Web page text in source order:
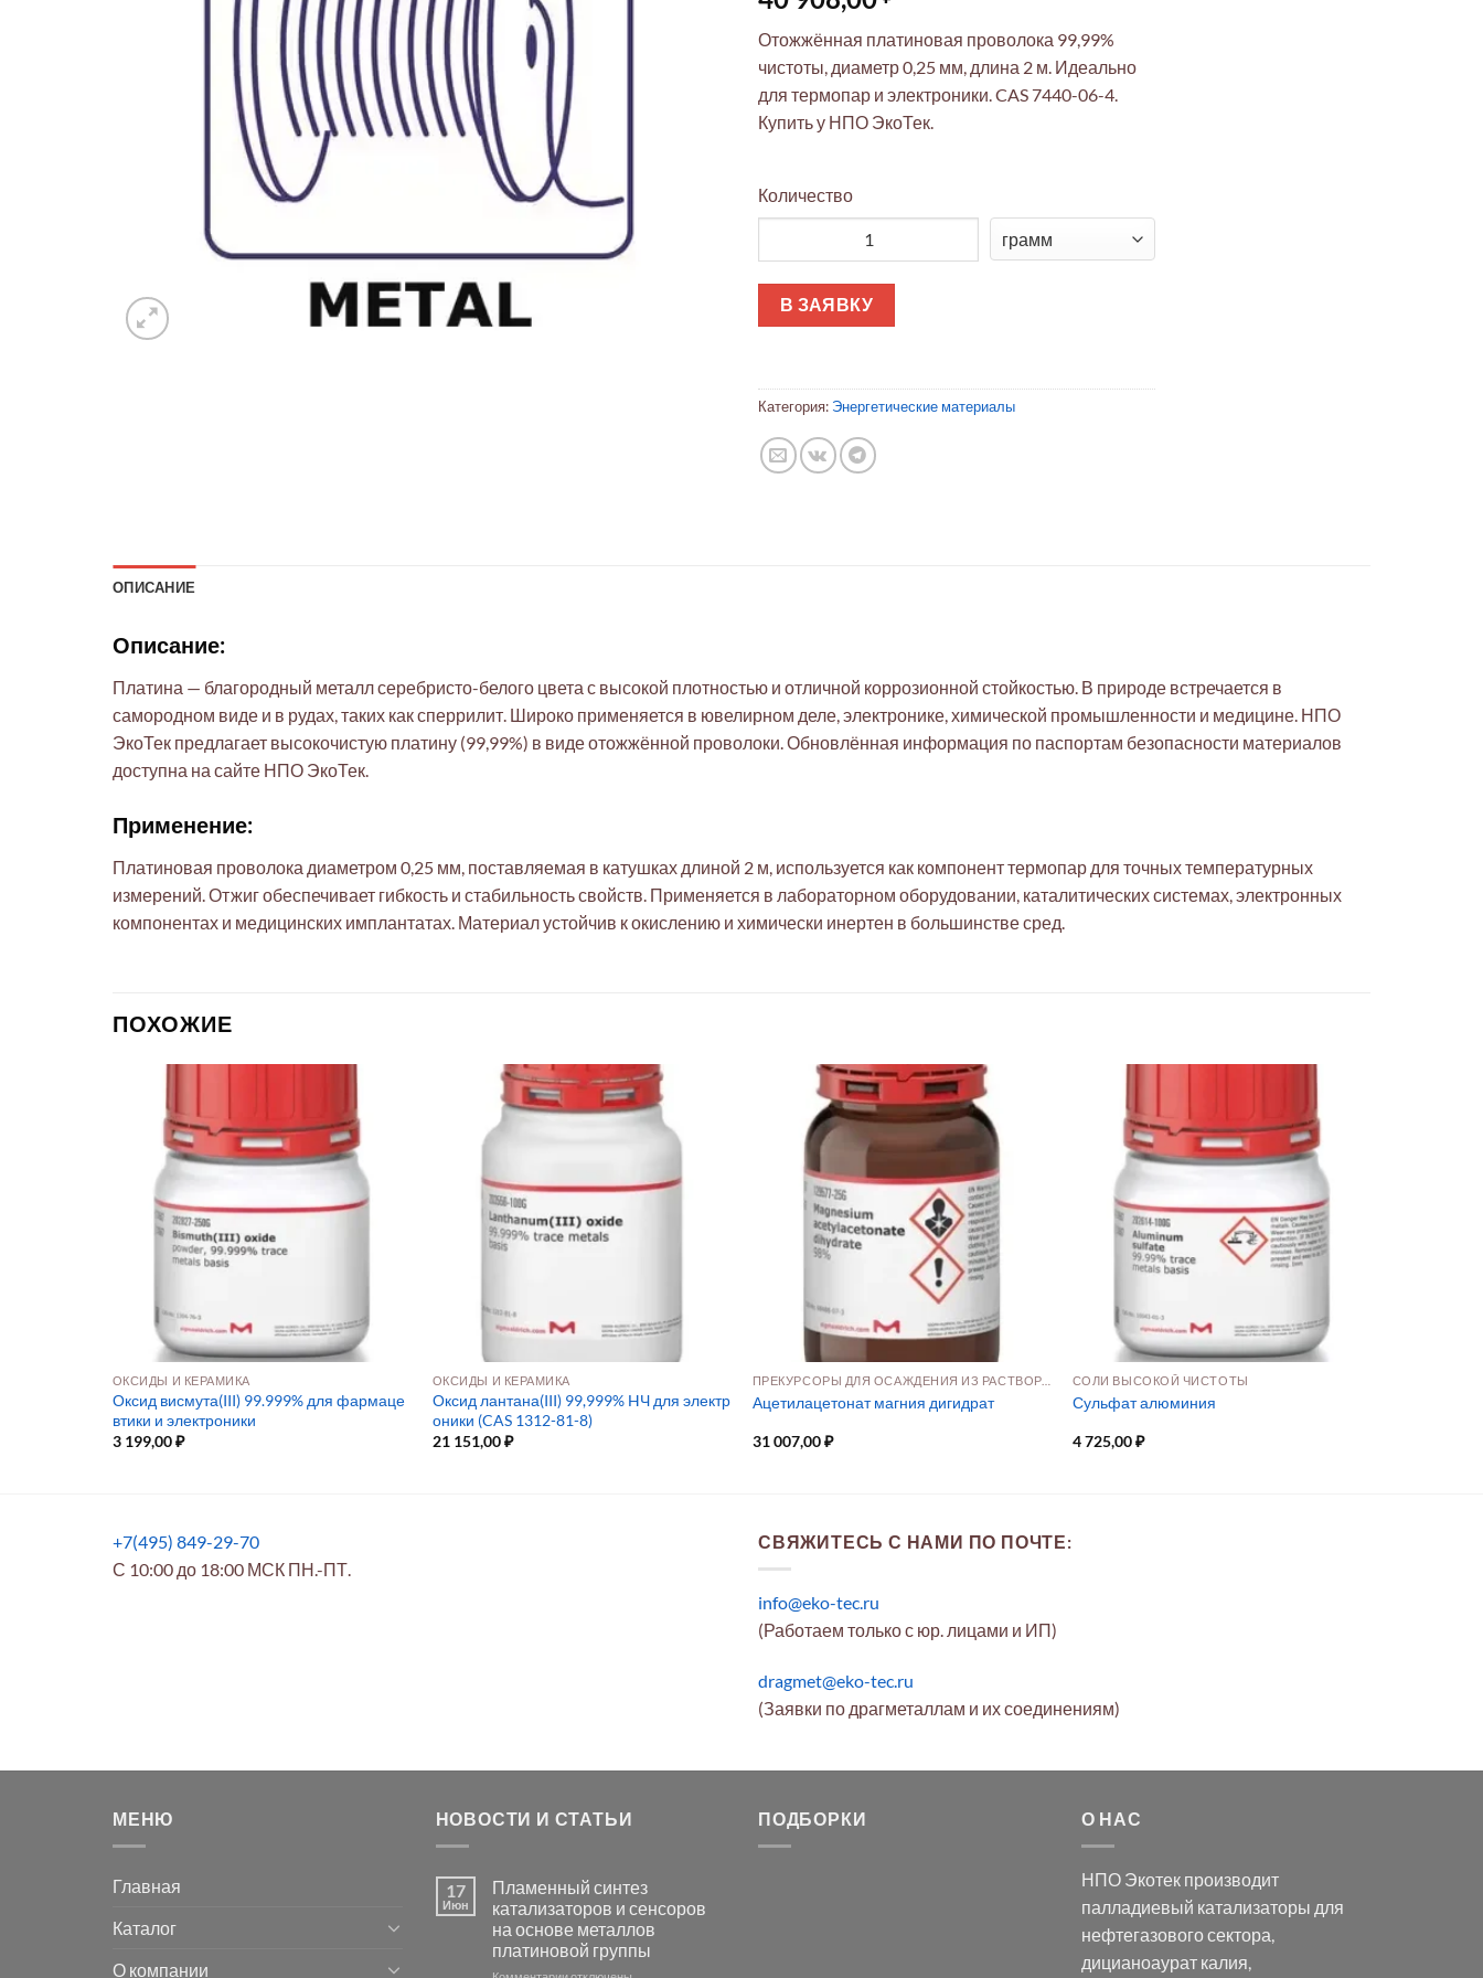
Отожжённая платиновая проволока 99,99%
чистоты, диаметр 0,25 мм, длина 2 м. Идеально
для термопар и электроники. CAS 7440-06-4.
Купить у НПО ЭкоТек.
Количество
В ЗАЯВКУ
Категория: Энергетические материалы
ОПИСАНИЕ
Описание:
Платина — благородный металл серебристо-белого цвета с высокой плотностью и отличной коррозионной стойкостью. В природе встречается в
самородном виде и в рудах, таких как сперрилит. Широко применяется в ювелирном деле, электронике, химической промышленности и медицине. НПО
ЭкоТек предлагает высокочистую платину (99,99%) в виде отожжённой проволоки. Обновлённая информация по паспортам безопасности материалов
доступна на сайте НПО ЭкоТек.
Применение:
Платиновая проволока диаметром 0,25 мм, поставляемая в катушках длиной 2 м, используется как компонент термопар для точных температурных
измерений. Отжиг обеспечивает гибкость и стабильность свойств. Применяется в лабораторном оборудовании, каталитических системах, электронных
компонентах и медицинских имплантатах. Материал устойчив к окислению и химически инертен в большинстве сред.
ПОХОЖИЕ
ОКСИДЫ И КЕРАМИКА
Оксид висмута(III) 99.999% для фармаце
втики и электроники
3 199,00₽
ОКСИДЫ И КЕРАМИКА
Оксид лантана(III) 99,999% HЧ для электр
оники (CAS 1312-81-8)
21 151,00₽
ПРЕКУРСОРЫ ДЛЯ ОСАЖДЕНИЯ ИЗ РАСТВОРА И ПАРОВОЙ ФАЗЫ
Ацетилацетонат магния дигидрат
31 007,00₽
СОЛИ ВЫСОКОЙ ЧИСТОТЫ
Сульфат алюминия
4 725,00₽
+7(495) 849-29-70
С 10:00 до 18:00 МСК ПН.-ПТ.
СВЯЖИТЕСЬ С НАМИ ПО ПОЧТЕ:
info@eko-tec.ru
(Работаем только с юр. лицами и ИП)
dragmet@eko-tec.ru
(Заявки по драгметаллам и их соединениям)
МЕНЮ
Главная
Каталог
О компании
НОВОСТИ И СТАТЬИ
17
Июн
Пламенный синтез
катализаторов и сенсоров
на основе металлов
платиновой группы
к
ПОДБОРКИ О НАС
НПО Экотек производит
палладиевый катализаторы для
нефтегазового сектора,
дицианоаурат калия,